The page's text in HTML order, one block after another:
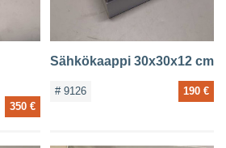
350 €
Sähkökaappi 30x30x12 cm
# 9126 190 €